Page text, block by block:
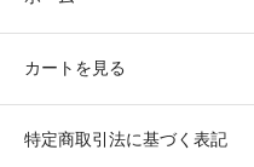
カートを見る
特定商取引法に基づく表記